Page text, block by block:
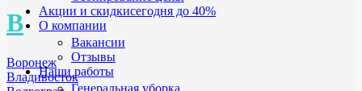
В
Воронеж
Владивосток
Акции и скидкисегодня до 40%
О компании
Вакансии
Отзывы
Наши работы
Генеральная уборка